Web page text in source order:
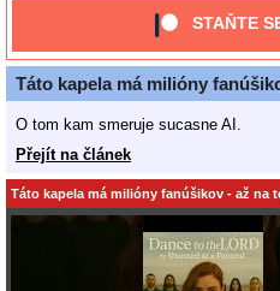
STAŇTE
Táto kapela má milióny
O tom kam smeruje sucasne AI.
Přejít na článek
Táto kapela má milióny fanúšikov - až na